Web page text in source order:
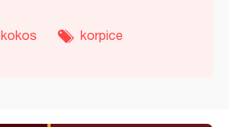
kokos
korpice